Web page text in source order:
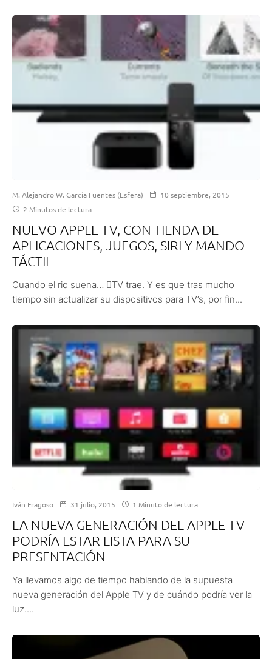
M. Alejandro W. García Fuentes (Esfera)
10 septiembre, 2015
2 Minutos de lectura
NUEVO APPLE TV, CON TIENDA DE
APLICACIONES, JUEGOS, SIRI Y MANDO
TÁCTIL
Cuando el rio suena… TV trae. Y es que tras mucho
tiempo sin actualizar su dispositivos para TV’s, por fin...
Iván Fragoso 31 julio, 2015 1 Minuto de lectura
LA NUEVA GENERACIÓN DEL APPLE TV
PODRÍA ESTAR LISTA PARA SU
PRESENTACIÓN
Ya llevamos algo de tiempo hablando de la supuesta
nueva generación del Apple TV y de cuándo podría ver la
luz....